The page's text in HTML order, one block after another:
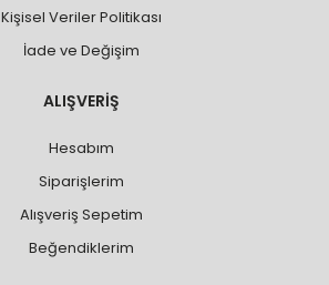
Kişisel Veriler Politikası
İade ve Değişim
ALIŞVERİŞ
Hesabım
Siparişlerim
Alışveriş Sepetim
Beğendiklerim